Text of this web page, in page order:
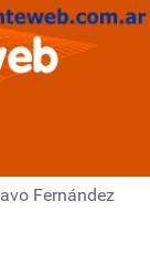
Fernández